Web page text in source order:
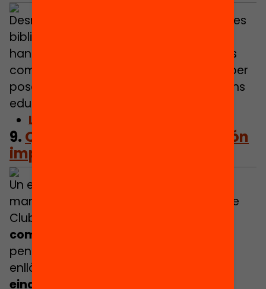
Desmuntem set mites freqüents sobre les
biblioteques escolars, percepcions que
han limitat les mirades per entendre-les
com a
, per
posar les BE al cor de les transformacions
educatives.
Llegeix l’article
9. Què és Code Club? Per què són
imprescindibles a Catalunya?
Un espai per aprendre programació de
manera creativa i col·laborativa. A Code
Club, els infants
competències digitals
pensament computacional. Però, més
enllà d’ensenyar programació, són una
eina d’inclusió social que promou